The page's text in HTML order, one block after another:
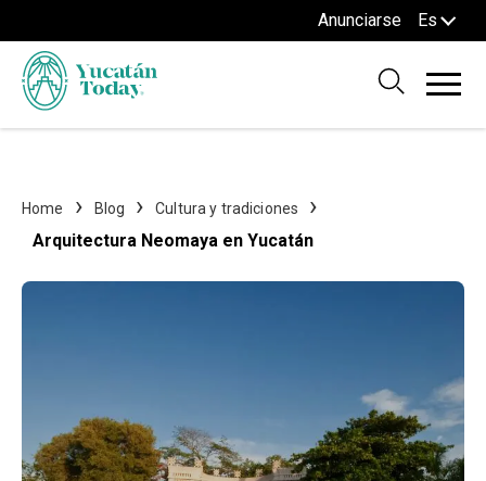
Anunciarse Es
Home Blog Cultura y tradiciones
Arquitectura Neomaya en Yucatán